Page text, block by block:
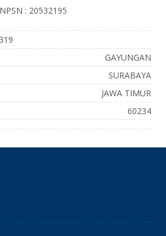
NPSN : 20532195
GAYUNGAN
SURABAYA
JAWA TIMUR
60234